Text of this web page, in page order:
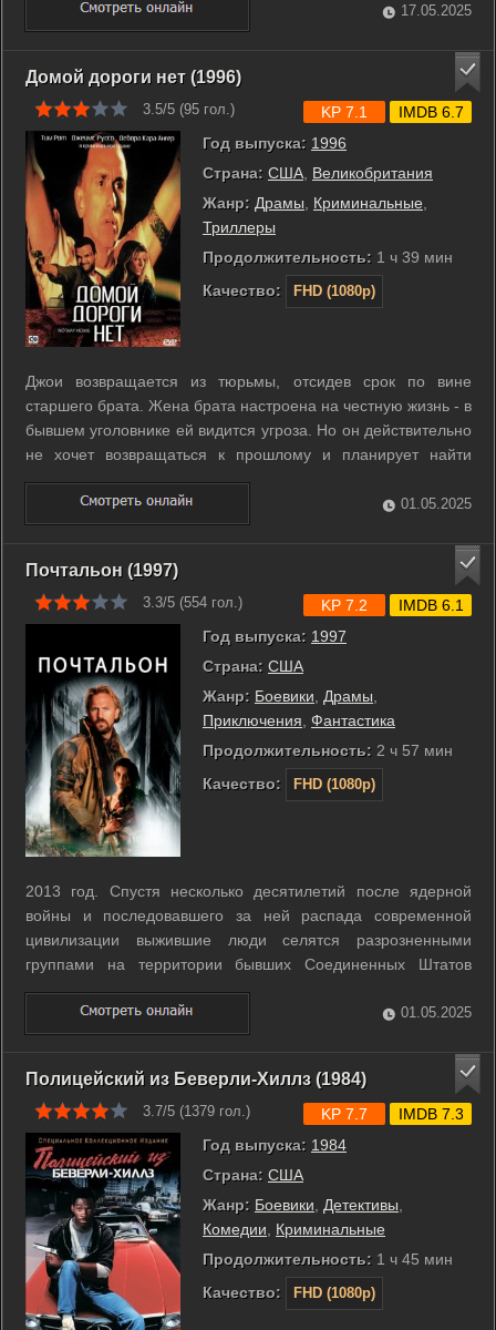
прославился тем, что ни разу ни в кого не выстрелил. ...17.05.2025
Домой дороги нет (1996)
3.5/5 (95 гол.)
Год выпуска: 1996
Страна: США Великобритания
Жанр: Драмы Криминальные
Триллеры
Продолжительность: 1 ч 39 мин
Качество:
FHD (1080p)
KP 7.1 IMDB 6.7
Джои возвращается из тюрьмы, отсидев срок по вине
старшего брата. Жена брата настроена на честную жизнь - в
бывшем уголовнике ей видится угроза. Но он действительно
не хочет возвращаться к прошлому и планирует найти
работу, снять жилье и устроить свою одинокую жизнь. Но,
вопреки ожиданиям, криминальное сообщество не забывает
своих. ...
01.05.2025
Почтальон (1997)
3.3/5 (554 гол.)
Год выпуска: 1997
Страна: США
Жанр: Боевики Драмы
Приключения Фантастика
Продолжительность: 2 ч 57 мин
Качество:
FHD (1080p)
KP 7.2 IMDB 6.1
2013 год. Спустя несколько десятилетий после ядерной
войны и последовавшего за ней распада современной
цивилизации выжившие люди селятся разрозненными
группами на территории бывших Соединенных Штатов
Америки. Правит всеми тиран, генерал Бетлехем. Однажды
кочевник, который за пищу и кров разыгрывает перед
зрителями спектакли Шекспира, находит форму ...
01.05.2025
Полицейский из Беверли-Хиллз (1984)
3.7/5 (1379 гол.)
Год выпуска: 1984
Страна: США
Жанр: Боевики, Детективы,
Комедии, Криминальные
Продолжительность: 1 ч 45 мин
Качество:
FHD (1080p)
KP 7.7 IMDB 7.3